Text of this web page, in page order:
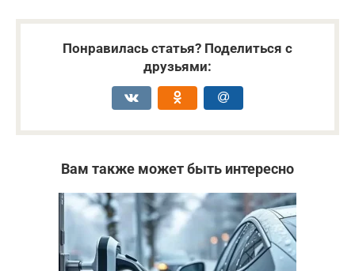
Понравилась статья? Поделиться с
друзьями:
Вам также может быть интересно